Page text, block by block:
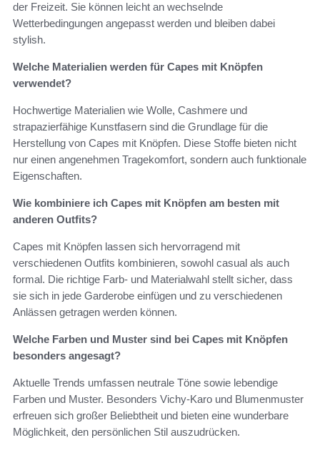
der Freizeit. Sie können leicht an wechselnde
Wetterbedingungen angepasst werden und bleiben dabei
stylish.
Welche Materialien werden für Capes mit Knöpfen
verwendet?
Hochwertige Materialien wie Wolle, Cashmere und
strapazierfähige Kunstfasern sind die Grundlage für die
Herstellung von Capes mit Knöpfen. Diese Stoffe bieten nicht
nur einen angenehmen Tragekomfort, sondern auch funktionale
Eigenschaften.
Wie kombiniere ich Capes mit Knöpfen am besten mit
anderen Outfits?
Capes mit Knöpfen lassen sich hervorragend mit
verschiedenen Outfits kombinieren, sowohl casual als auch
formal. Die richtige Farb- und Materialwahl stellt sicher, dass
sie sich in jede Garderobe einfügen und zu verschiedenen
Anlässen getragen werden können.
Welche Farben und Muster sind bei Capes mit Knöpfen
besonders angesagt?
Aktuelle Trends umfassen neutrale Töne sowie lebendige
Farben und Muster. Besonders Vichy-Karo und Blumenmuster
erfreuen sich großer Beliebtheit und bieten eine wunderbare
Möglichkeit, den persönlichen Stil auszudrücken.